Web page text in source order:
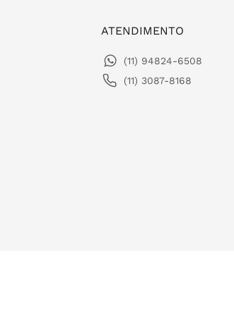
ATENDIMENTO
(11) 94824-6508
(11) 3087-8168